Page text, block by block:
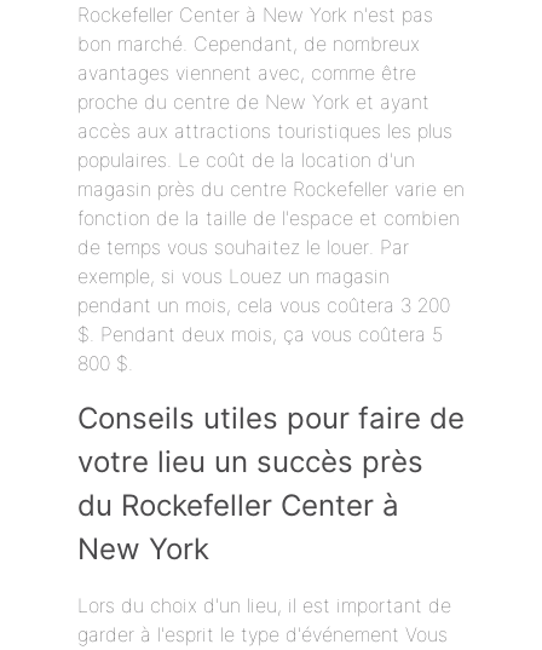
Rockefeller Center à New York n'est pas
bon marché. Cependant, de nombreux
avantages viennent avec, comme être
proche du centre de New York et ayant
accès aux attractions touristiques les plus
populaires. Le coût de la location d'un
magasin près du centre Rockefeller varie en
fonction de la taille de l'espace et combien
de temps vous souhaitez le louer. Par
exemple, si vous Louez un magasin
pendant un mois, cela vous coûtera 3 200
$. Pendant deux mois, ça vous coûtera 5
800 $.
Conseils utiles pour faire de
votre lieu un succès près
du Rockefeller Center à
New York
Lors du choix d'un lieu, il est important de
garder à l'esprit le type d'événement Vous